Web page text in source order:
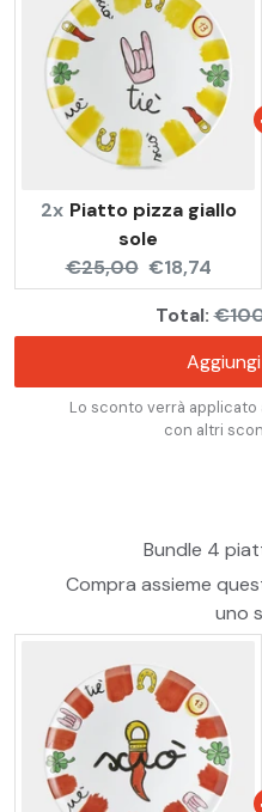
2x Piatto pizza giallo
sole
Original
price:
€25,00 Current
price:
€18,74
Total:
price
Lo sconto verrà
con altri
Bundle 4
Compra assieme
uno